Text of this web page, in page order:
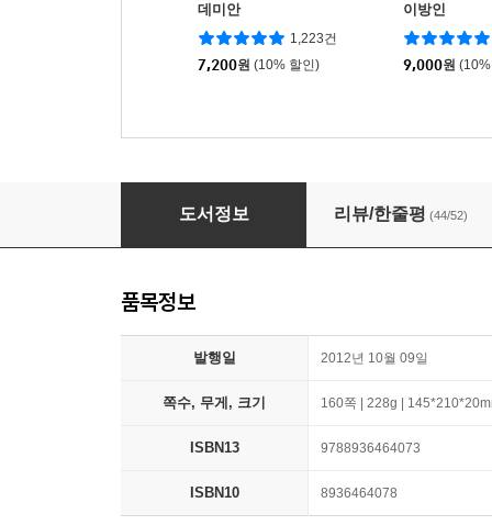
데미안
1,223건
7,200원 (10% 할인)
이방인
9,000원
이반 일리치의 죽음
도서정보 리뷰/한줄평 (44/52)
품목정보
발행일 2012년 10월 09일
쪽수, 무게, 크기 160쪽 | 228g |
ISBN13 9788936464073
ISBN10 8936464078